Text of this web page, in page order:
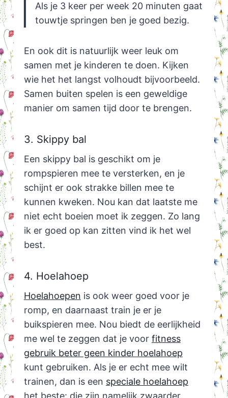
Als je 3 keer per week 20 minuten gaat
touwtje springen ben je goed bezig.
En ook dit is natuurlijk weer leuk om
samen met je kinderen te doen. Kijken
wie het het langst volhoudt bijvoorbeeld.
Samen buiten spelen is een geweldige
manier om samen tijd door te brengen.
3. Skippy bal
Een skippy bal is geschikt om je
rompspieren mee te versterken, en je
schijnt er ook strakke billen mee te
kunnen kweken. Nou kan dat laatste me
niet echt boeien moet ik zeggen. Zo lang
ik er goed op kan zitten vind ik het wel
best.
4. Hoelahoep
Hoelahoepen is ook weer goed voor je
romp, en daarnaast train je er je
buikspieren mee. Nou biedt de eerlijkheid
me wel te zeggen dat je voor fitness
gebruik beter geen kinder hoelahoep
kunt gebruiken. Als je er echt mee wilt
trainen, dan is een speciale hoelahoep
het beste: die zijn namelijk zwaarder.